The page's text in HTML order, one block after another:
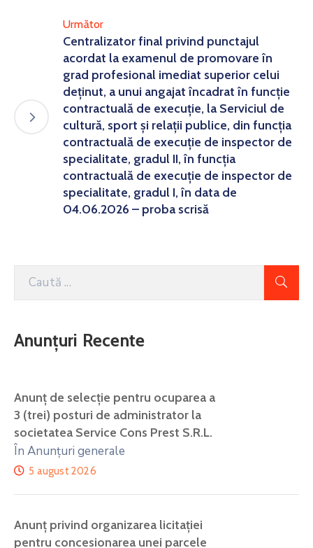
Următor
Centralizator final privind punctajul
acordat la examenul de promovare în
grad profesional imediat superior celui
deținut, a unui angajat încadrat în funcție
contractuală de execuție, la Serviciul de
cultură, sport şi relaţii publice, din funcția
contractuală de execuție de inspector de
specialitate, gradul II, în funcția
contractuală de execuție de inspector de
specialitate, gradul I, în data de
04.06.2026 – proba scrisă
Anunțuri Recente
Anunţ de selecţie pentru ocuparea a
3 (trei) posturi de administrator la
societatea Service Cons Prest S.R.L.
În Anunțuri generale
5 august 2026
Anunț privind organizarea licitației
pentru concesionarea unei parcele